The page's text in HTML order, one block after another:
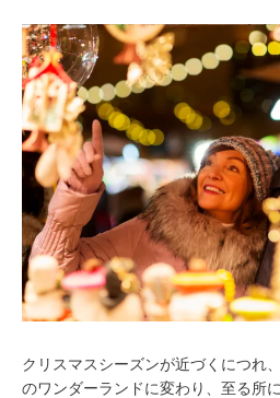
クリスマスシーズンが近づくにつれ
のワンダーランドに変わり、至る所に